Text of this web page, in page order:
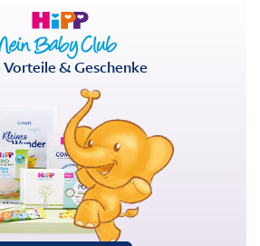
& Geschenke